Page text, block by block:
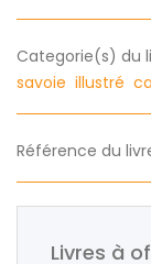
Categorie(s) du
savoie illustré
Référence du
Livres à